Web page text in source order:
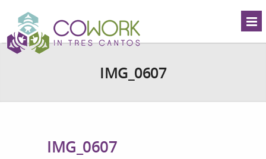
IMG_0607
IMG_0607